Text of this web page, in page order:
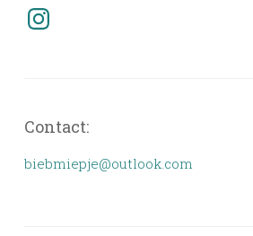
Instagram
Contact:
biebmiepje@outlook.com